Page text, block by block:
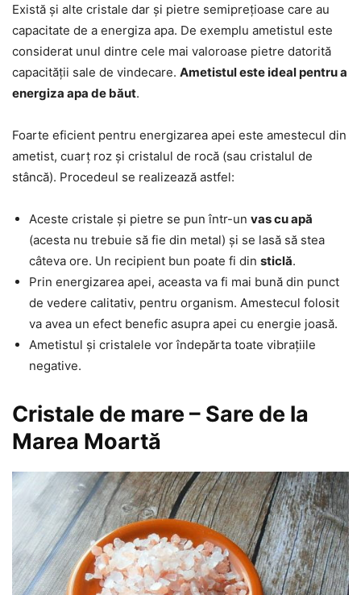
Există și alte cristale dar și pietre semiprețioase care au
capacitate de a energiza apa. De exemplu ametistul este
considerat unul dintre cele mai valoroase pietre datorită
capacității sale de vindecare. Ametistul este ideal pentru a
energiza apa de băut.
Foarte eficient pentru energizarea apei este amestecul din
ametist, cuarț roz și cristalul de rocă (sau cristalul de
stâncă). Procedeul se realizează astfel:
Aceste cristale și pietre se pun într-un vas cu apă
(acesta nu trebuie să fie din metal) și se lasă să stea
câteva ore. Un recipient bun poate fi din sticlă.
Prin energizarea apei, aceasta va fi mai bună din punct
de vedere calitativ, pentru organism. Amestecul folosit
va avea un efect benefic asupra apei cu energie joasă.
Ametistul și cristalele vor îndepărta toate vibrațiile
negative.
Cristale de mare – Sare de la
Marea Moartă